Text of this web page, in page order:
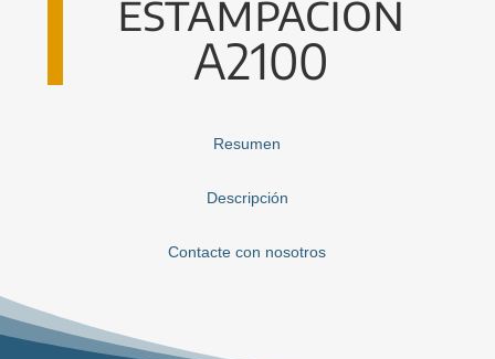
A2100
Resumen
Descripción
Contacte con nosotros